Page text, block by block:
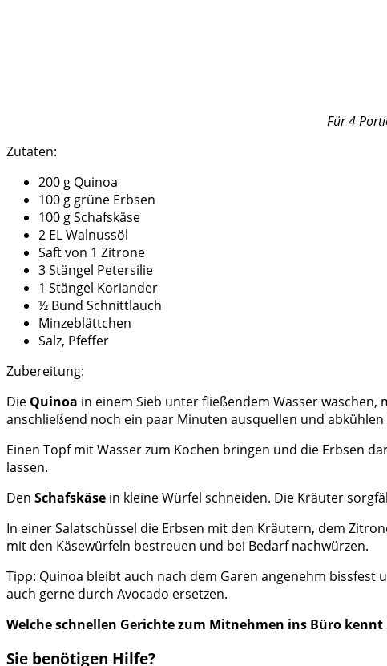
Für 4
Zutaten:
200 g Quinoa
100 g grüne Erbsen
100 g Schafskäse
2 EL Walnussöl
Saft von 1 Zitrone
3 Stängel Petersilie
1 Stängel Koriander
½ Bund Schnittlauch
Minzeblättchen
Salz, Pfeffer
Zubereitung:
Die Quinoa in einem Sieb unter fließendem Wasser
anschließend noch ein paar Minuten ausquellen und abkühlen
Einen Topf mit Wasser zum Kochen bringen und die Erbsen
lassen.
Den Schafskäse in kleine Würfel schneiden. Die Kräuter
In einer Salatschüssel die Erbsen mit den Kräutern, dem
mit den Käsewürfeln bestreuen und bei Bedarf nachwürzen.
Tipp: Quinoa bleibt auch nach dem Garen angenehm
auch gerne durch Avocado ersetzen.
Welche schnellen Gerichte zum Mitnehmen ins Büro
Sie benötigen Hilfe?